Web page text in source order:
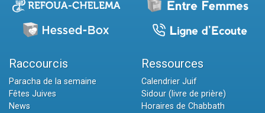
Raccourcis
Paracha de la semaine
Fêtes Juives
News
Ressources
Calendrier Juif
Sidour (livre de prière)
Horaires de Chabbath